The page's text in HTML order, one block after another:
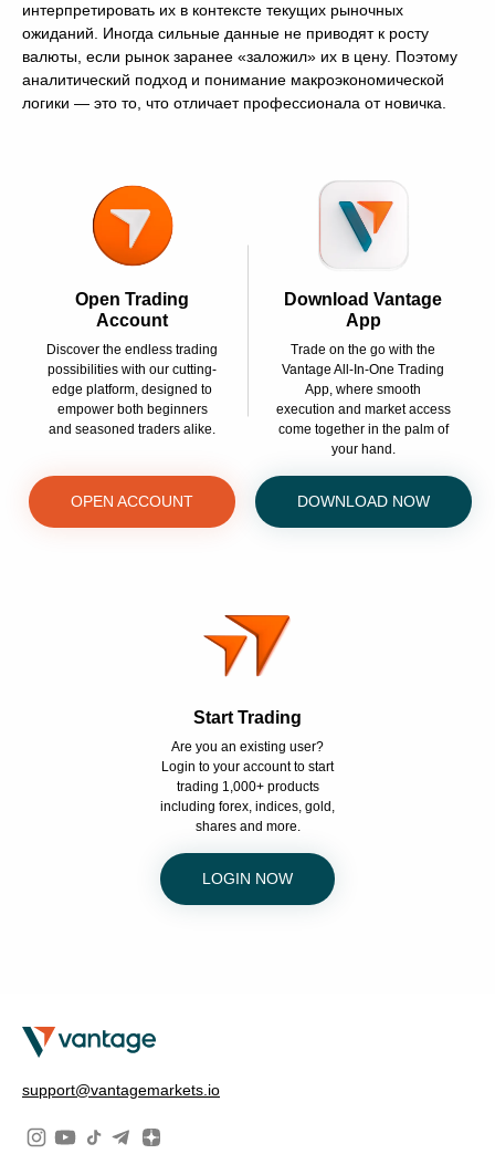
интерпретировать их в контексте текущих рыночных
ожиданий. Иногда сильные данные не приводят к росту
валюты, если рынок заранее «заложил» их в цену. Поэтому
аналитический подход и понимание макроэкономической
логики — это то, что отличает профессионала от новичка.
Open Trading
Account
Discover the endless trading
possibilities with our cutting-
edge platform, designed to
empower both beginners
and seasoned traders alike.
OPEN ACCOUNT
Download Vantage
App
Trade on the go with the
Vantage All-In-One Trading
App, where smooth
execution and market access
come together in the palm of
your hand.
DOWNLOAD NOW
Start Trading
Are you an existing user?
Login to your account to start
trading 1,000+ products
including forex, indices, gold,
shares and more.
LOGIN NOW
support@vantagemarkets.io